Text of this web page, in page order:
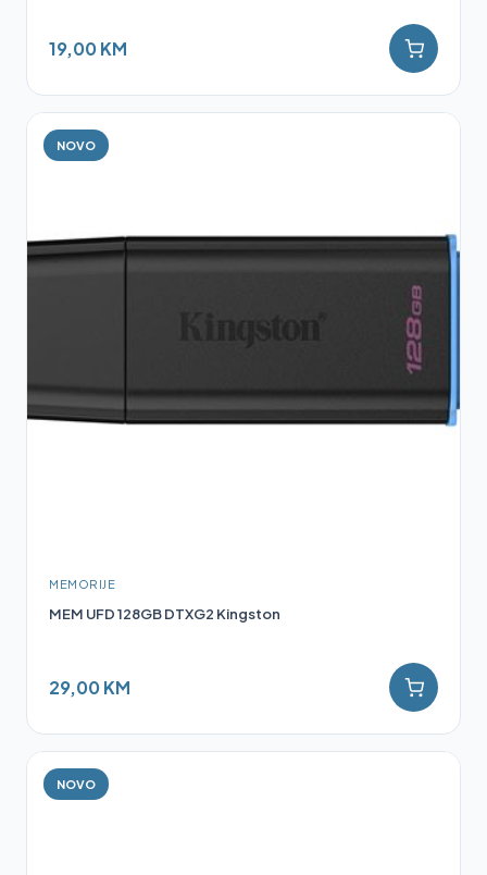
19,00 KM
NOVO
MEMORIJE
MEM UFD 128GB DTXG2 Kingston
29,00 KM
NOVO